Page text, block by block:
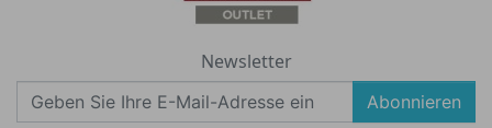
Newsletter
Abonnieren